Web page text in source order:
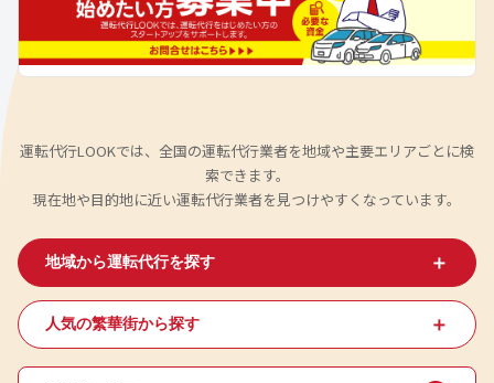
運転代行LOOKでは、全国の運転代行業者を地域や主要エリアごとに検
索できます。
現在地や目的地に近い運転代行業者を見つけやすくなっています。
地域から運転代行を探す ＋
人気の繁華街から探す ＋